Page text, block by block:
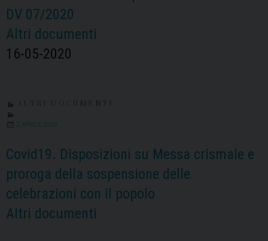
DV 07/2020
Altri documenti
16-05-2020
2 APRILE 2020
Covid19. Disposizioni su Messa crismale e
proroga della sospensione delle
celebrazioni con il popolo
Altri documenti